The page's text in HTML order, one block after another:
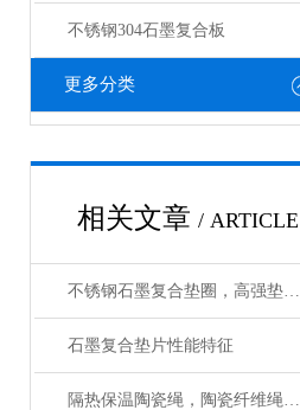
不锈钢304石墨复合板
更多分类
相关文章 / ARTICLE
不锈钢石墨复合垫圈，高强垫片生产工艺
石墨复合垫片性能特征
隔热保温陶瓷绳，陶瓷纤维绳作用与用途